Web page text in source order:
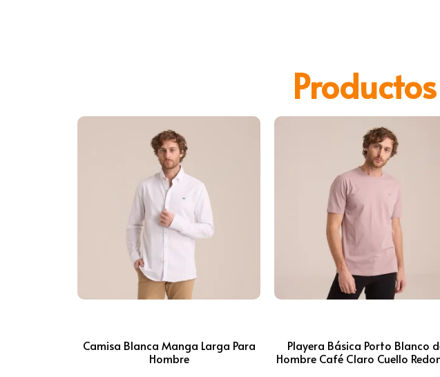
Camisa Blanca Manga Larga Para
Hombre
Playera Básica Porto Blanco
Hombre Café Claro Cuello